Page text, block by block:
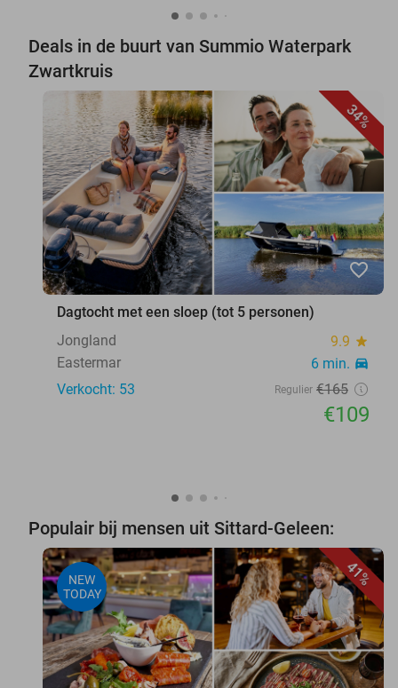
Deals in de buurt van Summio Waterpark
Zwartkruis
34%
favorite_border
Dagtocht met een sloep (tot 5 personen)
Jongland
9.9 star
Eastermar 6 min. directions_car
Verkocht: 53 Regulier €165
€109
Populair bij mensen uit Sittard-Geleen:
41%
NEW
TODAY